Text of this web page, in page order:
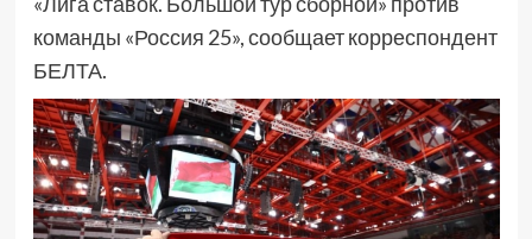
команды «Россия 25», сообщает корреспондент
БЕЛТА.